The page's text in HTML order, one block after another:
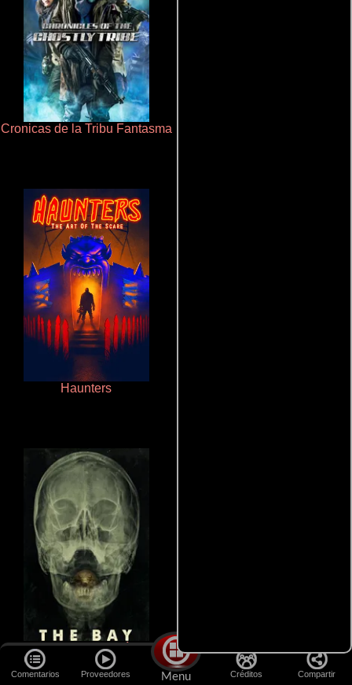
Comentarios Proveedores Menu Créditos Compartir
Cronicas de la Tribu Fantasma
Haunters
Terror en la bahía